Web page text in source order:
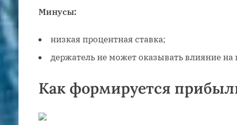
Минусы:
низкая процентная ставка;
держатель не может оказывать влияние
Как формируется